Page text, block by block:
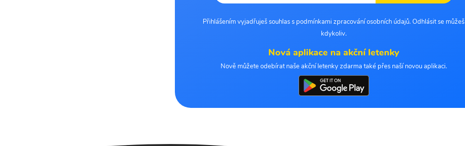
Přihlášením vyjadřuješ souhlas s podmínkami zpracování osobních údajů. Odhlásit se můžeš
kdykoliv.
Nová aplikace na akční letenky
Nově můžete odebírat naše akční letenky zdarma také přes naší novou aplikaci.